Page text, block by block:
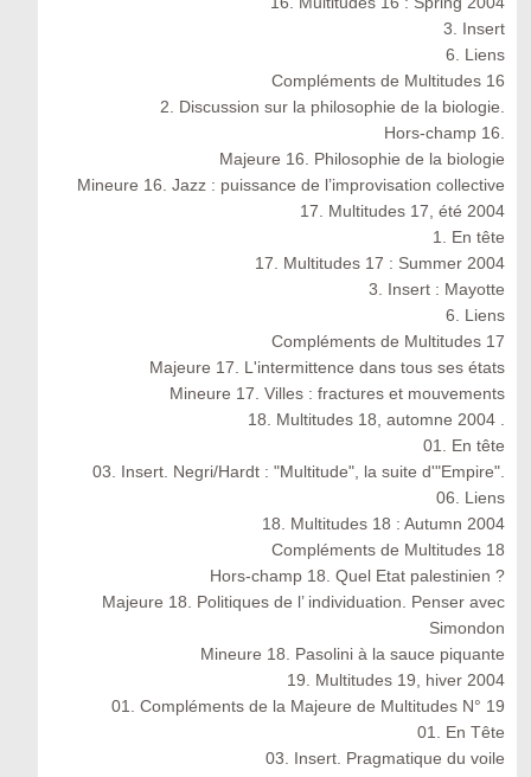
3. Insert
6. Liens
Compléments de Multitudes 16
2. Discussion sur la philosophie de la biologie.
Hors-champ 16.
Majeure 16. Philosophie de la biologie
Mineure 16. Jazz : puissance de l’improvisation collective
17. Multitudes 17, été 2004
1. En tête
17. Multitudes 17 : Summer 2004
3. Insert : Mayotte
6. Liens
Compléments de Multitudes 17
Majeure 17. L'intermittence dans tous ses états
Mineure 17. Villes : fractures et mouvements
18. Multitudes 18, automne 2004 .
01. En tête
03. Insert. Negri/Hardt : "Multitude", la suite d'"Empire".
06. Liens
18. Multitudes 18 : Autumn 2004
Compléments de Multitudes 18
Hors-champ 18. Quel Etat palestinien ?
Majeure 18. Politiques de l’ individuation. Penser avec
Simondon
Mineure 18. Pasolini à la sauce piquante
19. Multitudes 19, hiver 2004
01. Compléments de la Majeure de Multitudes N° 19
01. En Tête
03. Insert. Pragmatique du voile